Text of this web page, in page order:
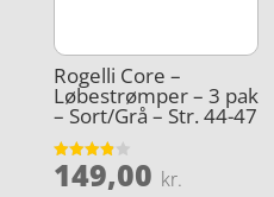
Rogelli Core –
Løbestrømper – 3 pak
– Sort/Grå – Str. 44-47
Vurderet
3.9
149,00 kr.